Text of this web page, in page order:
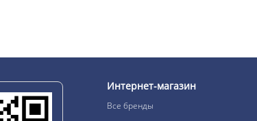
Интернет-магазин
Все бренды